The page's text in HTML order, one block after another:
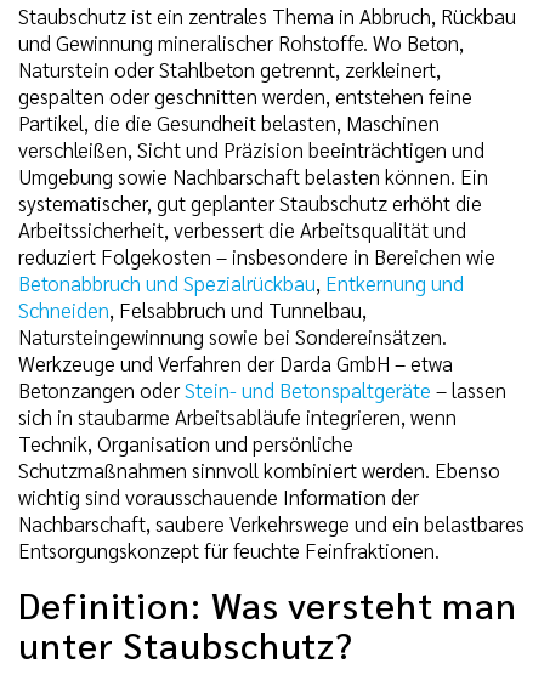
Staubschutz ist ein zentrales Thema in Abbruch, Rückbau
und Gewinnung mineralischer Rohstoffe. Wo Beton,
Naturstein oder Stahlbeton getrennt, zerkleinert,
gespalten oder geschnitten werden, entstehen feine
Partikel, die die Gesundheit belasten, Maschinen
verschleißen, Sicht und Präzision beeinträchtigen und
Umgebung sowie Nachbarschaft belasten können. Ein
systematischer, gut geplanter Staubschutz erhöht die
Arbeitssicherheit, verbessert die Arbeitsqualität und
reduziert Folgekosten – insbesondere in Bereichen wie
Betonabbruch und Spezialrückbau, Entkernung und
Schneiden, Felsabbruch und Tunnelbau,
Natursteingewinnung sowie bei Sondereinsätzen.
Werkzeuge und Verfahren der Darda GmbH – etwa
Betonzangen oderStein- und Betonspaltgeräte – lassen
sich in staubarme Arbeitsabläufe integrieren, wenn
Technik, Organisation und persönliche
Schutzmaßnahmen sinnvoll kombiniert werden. Ebenso
wichtig sind vorausschauende Information der
Nachbarschaft, saubere Verkehrswege und ein belastbares
Entsorgungskonzept für feuchte Feinfraktionen.
Definition: Was versteht man
unter Staubschutz?